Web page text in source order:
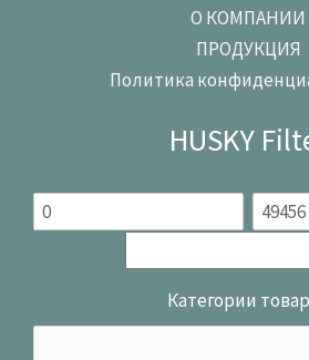
О КОМПАНИИ
ПРОДУКЦИЯ
Политика
HUSKY
Категории